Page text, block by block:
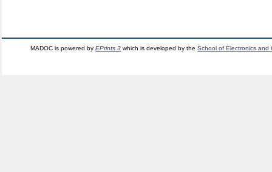
MADOC is powered byEPrints 3 which is developed by theSchool of Electronics and